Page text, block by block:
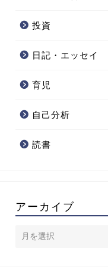
投資
日記・エッセイ
育児
自己分析
読書
アーカイブ